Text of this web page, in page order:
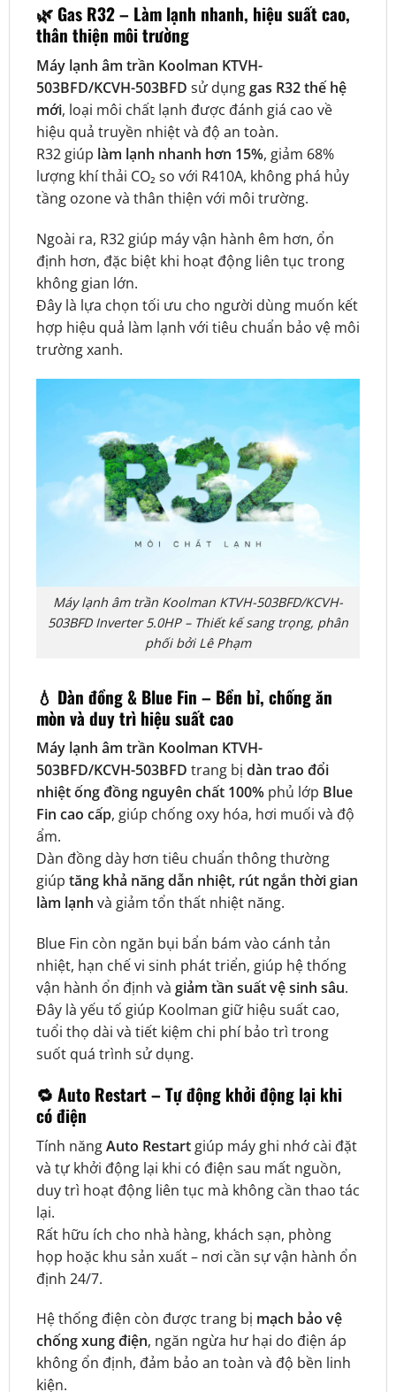
🌿 Gas R32 – Làm lạnh nhanh, hiệu suất cao,
thân thiện môi trường
Máy lạnh âm trần Koolman KTVH-
503BFD/KCVH-503BFD sử dụnggas R32 thế hệ
mới, loại môi chất lạnh được đánh giá cao về
hiệu quả truyền nhiệt và độ an toàn.
R32 giúp làm lạnh nhanh hơn 15%, giảm 68%
lượng khí thải CO₂ so với R410A, không phá hủy
tầng ozone và thân thiện với môi trường.
Ngoài ra, R32 giúp máy vận hành êm hơn, ổn
định hơn, đặc biệt khi hoạt động liên tục trong
không gian lớn.
Đây là lựa chọn tối ưu cho người dùng muốn kết
hợp hiệu quả làm lạnh với tiêu chuẩn bảo vệ môi
trường xanh.
Máy lạnh âm trần Koolman KTVH-503BFD/KCVH-
503BFD Inverter 5.0HP – Thiết kế sang trọng, phân
phối bởi Lê Phạm
💧 Dàn đồng & Blue Fin – Bền bỉ, chống ăn
mòn và duy trì hiệu suất cao
Máy lạnh âm trần Koolman KTVH-
503BFD/KCVH-503BFD trang bị dàn trao đổi
nhiệt ống đồng nguyên chất 100%phủ lớp Blue
Fin cao cấp, giúp chống oxy hóa, hơi muối và độ
ẩm.
Dàn đồng dày hơn tiêu chuẩn thông thường
giúp tăng khả năng dẫn nhiệt, rút ngắn thời gian
làm lạnh và giảm tổn thất nhiệt năng.
Blue Fin còn ngăn bụi bẩn bám vào cánh tản
nhiệt, hạn chế vi sinh phát triển, giúp hệ thống
vận hành ổn định và giảm tần suất vệ sinh sâu.
Đây là yếu tố giúp Koolman giữ hiệu suất cao,
tuổi thọ dài và tiết kiệm chi phí bảo trì trong
suốt quá trình sử dụng.
🔁 Auto Restart – Tự động khởi động lại khi
có điện
Tính năngAuto Restartgiúp máy ghi nhớ cài đặt
và tự khởi động lại khi có điện sau mất nguồn,
duy trì hoạt động liên tục mà không cần thao tác
lại.
Rất hữu ích cho nhà hàng, khách sạn, phòng
họp hoặc khu sản xuất – nơi cần sự vận hành ổn
định 24/7.
Hệ thống điện còn được trang bị mạch bảo vệ
chống xung điện, ngăn ngừa hư hại do điện áp
không ổn định, đảm bảo an toàn và độ bền linh
kiện.